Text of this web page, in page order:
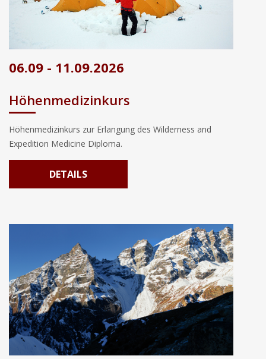
06.09 - 11.09.2026
Höhenmedizinkurs
Höhenmedizinkurs zur Erlangung des Wilderness and
Expedition Medicine Diploma.
DETAILS